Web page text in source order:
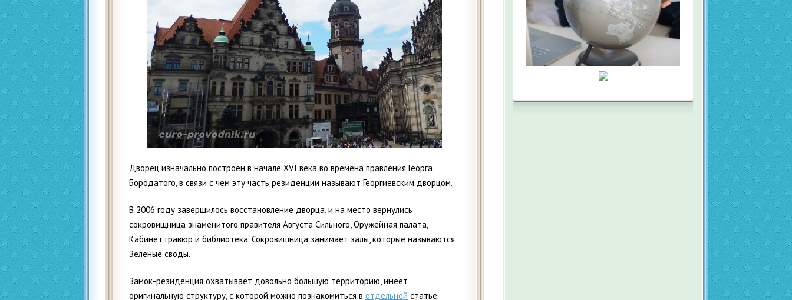
Дворец изначально построен в начале XVI века во времена правления Георга
Бородатого, в связи с чем эту часть резиденции называют Георгиевским дворцом.
В 2006 году завершилось восстановление дворца, и на место вернулись
сокровищница знаменитого правителя Августа Сильного, Оружейная палата,
Кабинет гравюр и библиотека. Сокровищница занимает залы, которые называются
Зеленые своды.
Замок-резиденция охватывает довольно большую территорию, имеет
оригинальную структуру, с которой можно познакомиться в отдельной статье.